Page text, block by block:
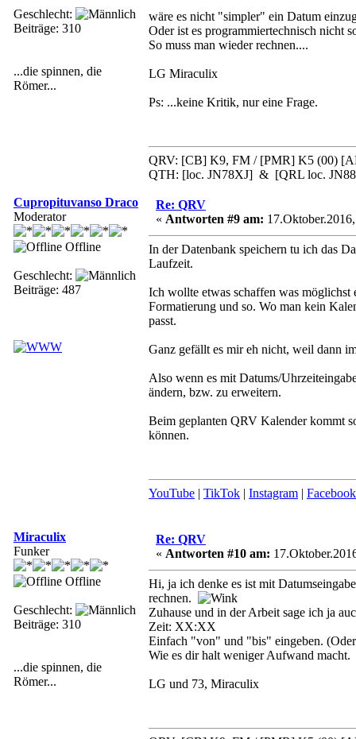
Geschlecht:
Beiträge: 310
...die spinnen, die
Römer...
wäre es nicht "simpler" ein Datum
Oder ist es programmiertechnisch nicht
So muss man wieder rechnen....
LG Miraculix
Ps: ...keine Kritik, nur eine Frage.
QRV: [CB] K9, FM / [PMR] K5 (00)
QTH: [loc. JN78XJ] & [QRL loc.
Cupropituvanso Draco
Moderator
Offline
Geschlecht:
Beiträge: 487
Re: QRV
« Antworten #9 am:
In der Datenbank speichern tu ich das
Laufzeit.
Ich wollte etwas schaffen was
Formatierung und so. Wo man kein
passt.
Ganz gefällt es mir eh nicht, weil dann
Also wenn es mit Datums/
ändern, bzw. zu erweitern.
Beim geplanten QRV Kalender kommt
können.
YouTube | TikTok | Instagram | Facebook
Miraculix
Funker
Offline
Geschlecht:
Beiträge: 310
...die spinnen, die
Römer...
Re: QRV
« Antworten #10 am:
Hi, ja ich denke es ist mit
rechnen.
Zuhause und in der Arbeit sage ich ja
Zeit: XX:XX
Einfach "von" und "bis" eingeben.
Wie es dir halt weniger Aufwand macht.
LG und 73, Miraculix